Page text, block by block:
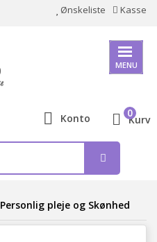
Ønskeliste Kasse
MENU
Konto Kurv
0
Personlig pleje og Skønhed